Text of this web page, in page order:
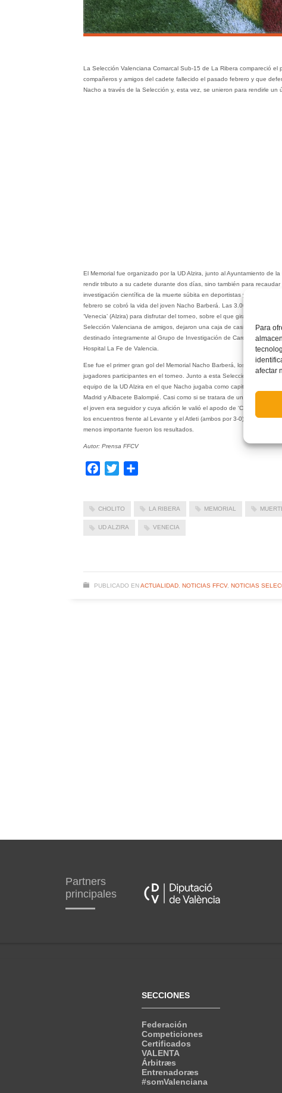
Para
afectar
La Selección Valenciana Comarcal Sub-15 de La Ribera compareció
compañeros y amigos del cadete fallecido el pasado febrero y que
Nacho a través de la Selección y, esta vez, se unieron para rendirle un
El Memorial fue organizado por la UD Alzira, junto al Ayuntamiento de
rendir tributo a su cadete durante dos días, sino también para
investigación científica de la muerte súbita en deportistas y evitar
febrero se cobró la vida del joven Nacho Barberá. Las 3.000 personas
‘Venecia’ (Alzira) para disfrutar del torneo, sobre el que giraba el
Selección Valenciana de amigos, dejaron una caja de casi 30.000
destinado íntegramente al Grupo de Investigación de Cardiopatías
Hospital La Fe de Valencia.
Ese fue el primer gran gol del Memorial Nacho Barberá, los siguientes
jugadores participantes en el torneo. Junto a esta Selección Valenciana
equipo de la UD Alzira en el que Nacho jugaba como capitán,
Madrid y Albacete Balompié. Casi como si se tratara de un guion
el joven era seguidor y cuya afición le valió el apodo de ‘Cholito’ entre
los encuentros frente al Levante y el Atleti (ambos por 3-0). Solo logró
menos importante fueron los resultados.
Autor: Prensa FFCV
Facebook
Twitter
CHOLITO LA RIBERA MEMORIAL
UD ALZIRA VENECIA
PUBLICADO EN ACTUALIDAD, NOTICIAS FFCV, NOTICIAS
Partners
principales
SECCIONES
Federación
Competiciones
Certificados
VALENTA
Árbitræs
Entrenadoræs
#somValenciana